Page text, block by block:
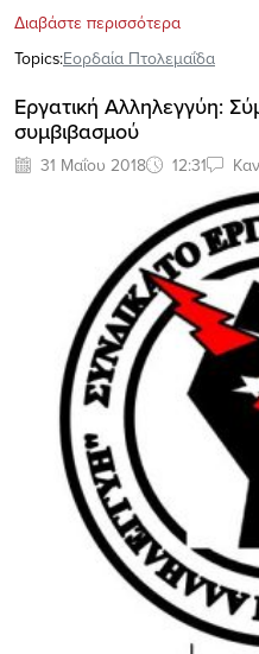
Διαβάστε περισσότερα
Topics:Εορδαία Πτολεμαΐδα
Εργατική Αλληλεγγύη:
συμβιβασμού
31 Μαΐου 2018 12:31